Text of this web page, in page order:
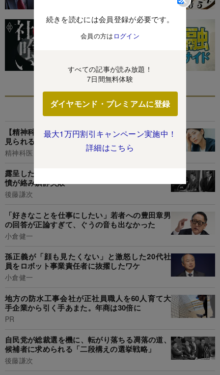
続きを読むには会員登録が必要です。
会員の方は ログイン
すべての記事が読み放題！
7日間無料体験
ダイヤモンド・プレミアムに登録
最大1万円割引キャンペーン実施中！
詳細はこちら
あなたにおすすめ
【精神科医が解説】「うつ病になりやすい人」に
見られる特徴・トップ5
精神科医 Tomy
露呈した自民党のガバナンス崩壊、議員処分も私
憤が絡み鎮静失敗
後藤謙次
「好きなことを仕事にしたい」若者への豊田章男
の回答が正論すぎて、ぐうの音も出なかった
小倉健一
孫正義が「顔も見たくない」と激怒した20代社
員をロボット事業責任者に抜擢したワケ
小倉健一
地方の防水工事会社が正社員職人を60人育て大
手企業から引く手あまた。年商は30倍に
PR
自民党が総裁選を機に、転がり落ちる凋落の道、
候補者に求められる「二段構えの選挙戦略」
後藤謙次